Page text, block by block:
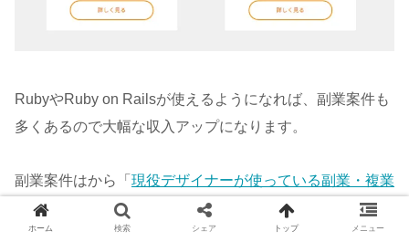
RubyやRuby on Railsが使えるようになれば、副業案件も
多くあるので大幅な収入アップになります。
副業案件はから「 現役デザイナーが使っている副業・複業
におすすめのサービス
」でチェック！
ホーム 検索 シェア トップ メニュー